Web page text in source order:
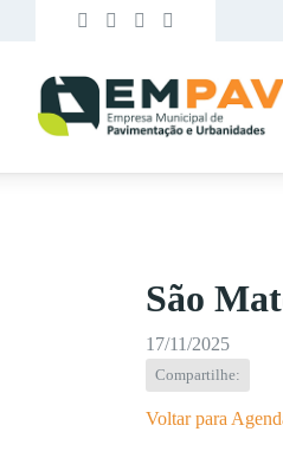
São
17/11/2025
Compartilhe:
Voltar para